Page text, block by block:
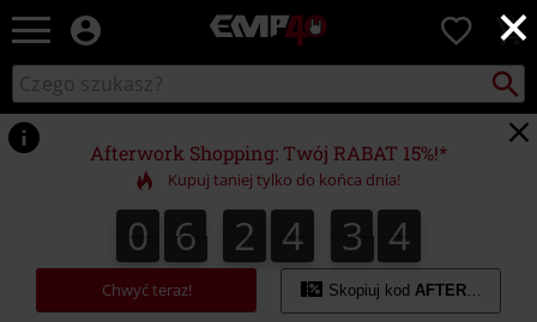
×
EMP
Merch
Fanów:
Muzyki,
Filmów,
Seriali
Gier
-
Moda
Alternatywna.
0
Wyszukaj
katalog
Szukaj
Afterwork Shopping: Twój RABAT 15%!*
Kupuj taniej tylko do końca dnia!
0
0 6
6 2
2 4
4 3
4
3 1
2
1
3
2
Chwyć teraz! Skopiuj kod AFTERWORK